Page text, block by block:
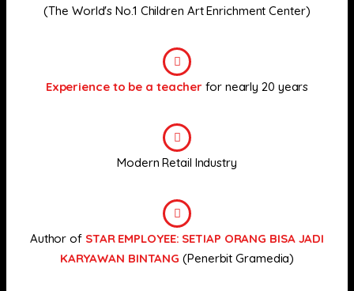
(The World's No.1 Children Art Enrichment Center)
Experience to be a teacher for nearly 20 years
Modern Retail Industry
Author of STAR EMPLOYEE: SETIAP ORANG BISA JADI
KARYAWAN BINTANG (Penerbit Gramedia)